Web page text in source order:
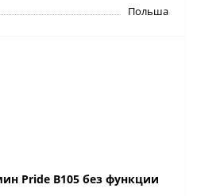
Польша
Pride B105 без функции